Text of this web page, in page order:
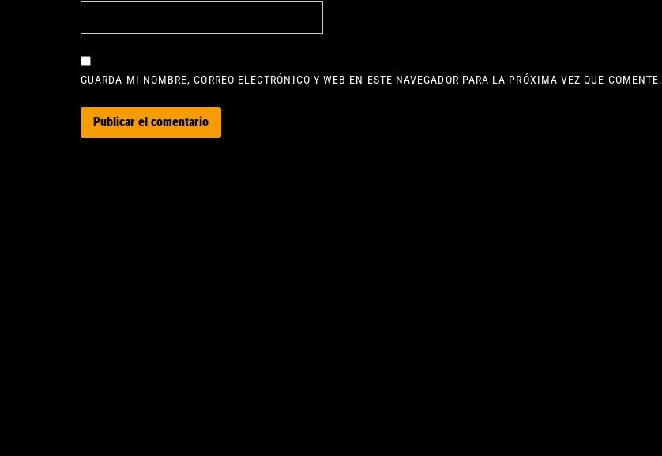
GUARDA MI NOMBRE, CORREO ELECTRÓNICO Y WEB EN ESTE NAVEGADOR PARA LA PRÓXIMA VEZ QUE COMENTE.